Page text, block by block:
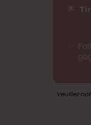
🌟
Veuillez